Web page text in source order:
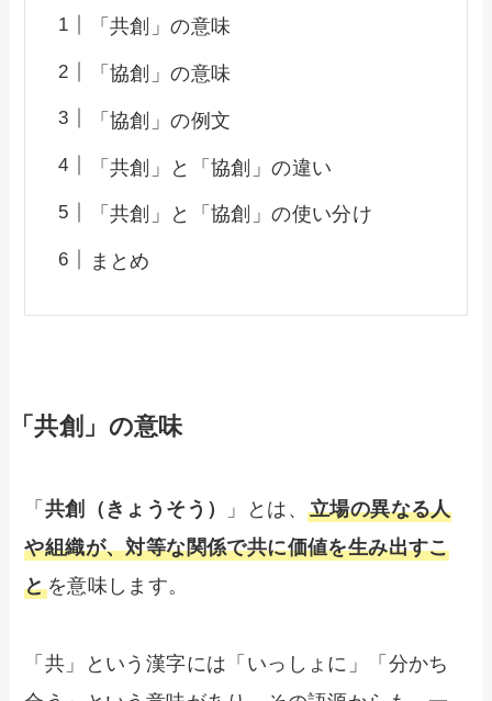
「共創」の意味
「協創」の意味
「協創」の例文
「共創」と「協創」の違い
「共創」と「協創」の使い分け
まとめ
「共創」の意味
「 共創（きょうそう） 」とは、立場の異なる人
や組織が、対等な関係で共に価値を生み出すこ
とを意味します。
「共」という漢字には「いっしょに」「分かち